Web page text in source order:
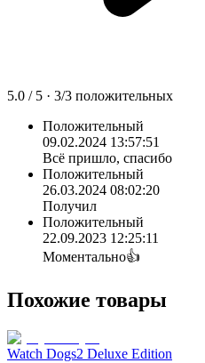
5.0 / 5 · 3/3 положительных
Положительный
09.02.2024 13:57:51
Всё пришло, спасибо
Положительный
26.03.2024 08:02:20
Получил
Положительный
22.09.2023 12:25:11
Моментально👍
Похожие товары
Watch Dogs2 Deluxe Edition